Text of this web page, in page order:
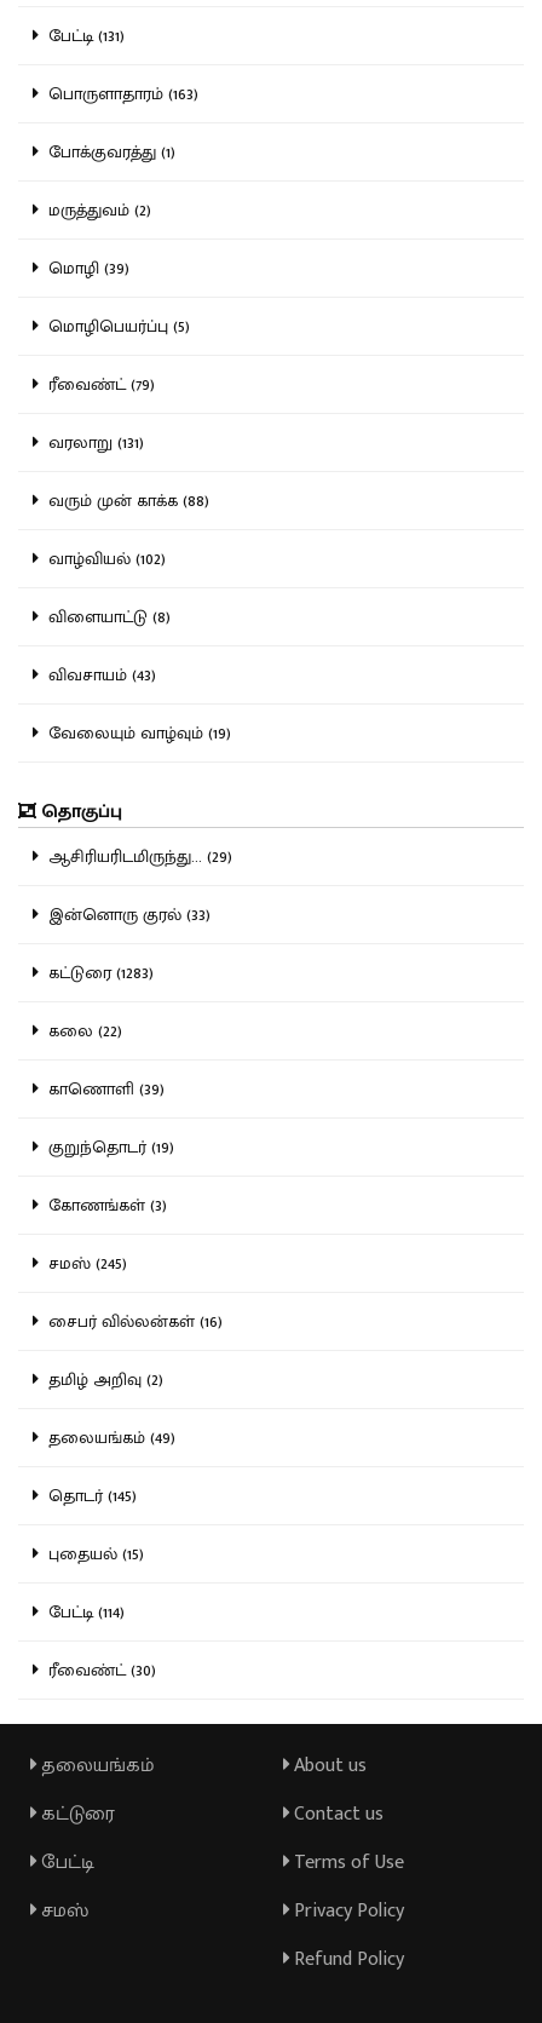
பேட்டி (131)
பொருளாதாரம் (163)
போக்குவரத்து (1)
மருத்துவம் (2)
மொழி (39)
மொழிபெயர்ப்பு (5)
ரீவைண்ட் (79)
வரலாறு (131)
வரும் முன் காக்க (88)
வாழ்வியல் (102)
விளையாட்டு (8)
விவசாயம் (43)
வேலையும் வாழ்வும் (19)
தொகுப்பு
ஆசிரியரிடமிருந்து... (29)
இன்னொரு குரல் (33)
கட்டுரை (1283)
கலை (22)
காணொளி (39)
குறுந்தொடர் (19)
கோணங்கள் (3)
சமஸ் (245)
சைபர் வில்லன்கள் (16)
தமிழ் அறிவு (2)
தலையங்கம் (49)
தொடர் (145)
புதையல் (15)
பேட்டி (114)
ரீவைண்ட் (30)
தலையங்கம்
கட்டுரை
பேட்டி
சமஸ்
About us
Contact us
Terms of Use
Privacy Policy
Refund Policy